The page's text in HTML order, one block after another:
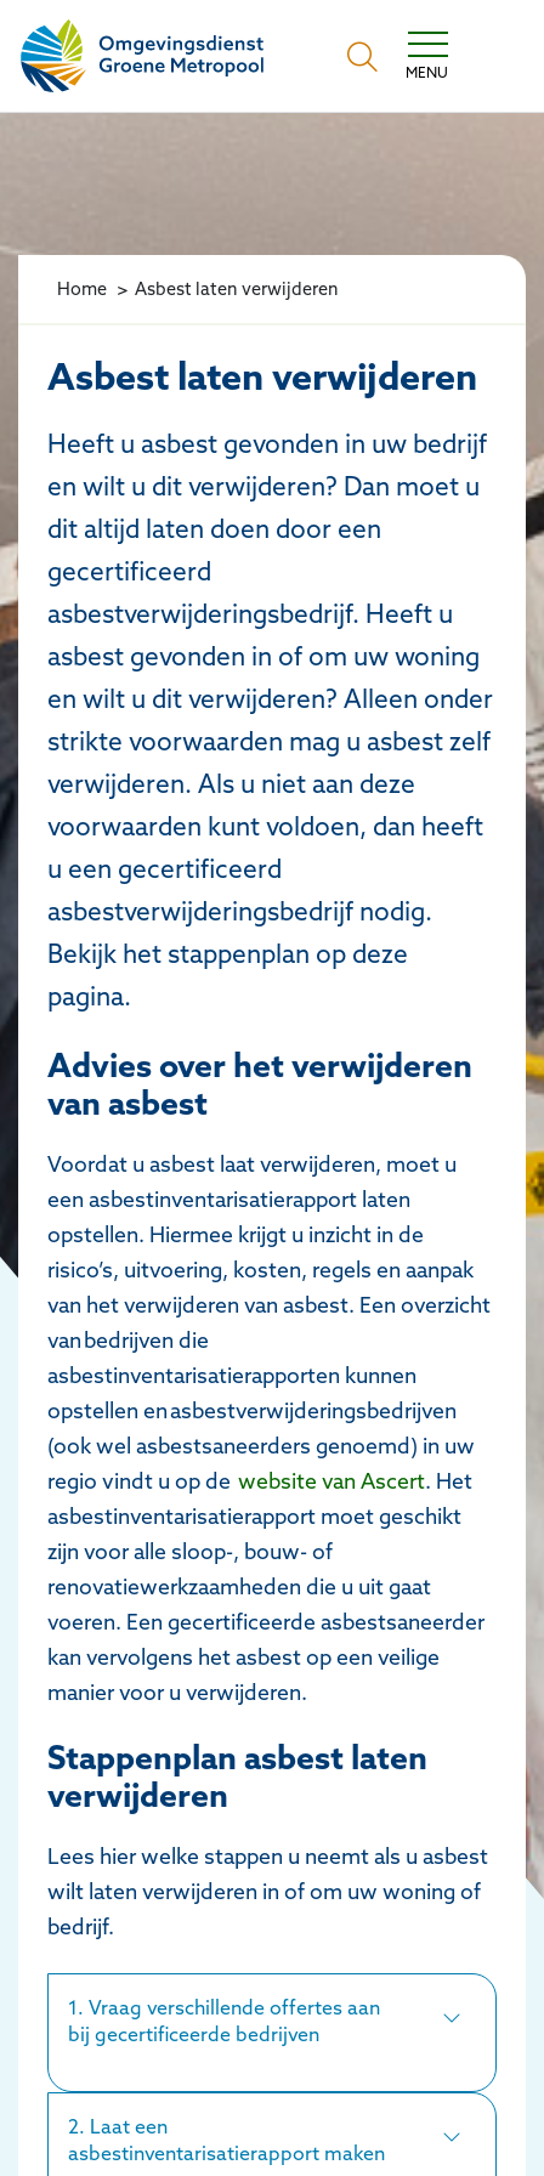
Omgevingsdienst Groene Metropool
MENU
Home Asbest laten verwijderen
Asbest laten verwijderen
Heeft u asbest gevonden in uw bedrijf
en wilt u dit verwijderen? Dan moet u
dit altijd laten doen door een
gecertificeerd
asbestverwijderingsbedrijf. Heeft u
asbest gevonden in of om uw woning
en wilt u dit verwijderen? Alleen onder
strikte voorwaarden mag u asbest zelf
verwijderen. Als u niet aan deze
voorwaarden kunt voldoen, dan heeft
u een gecertificeerd
asbestverwijderingsbedrijf nodig.
Bekijk het stappenplan op deze
pagina.
Advies over het verwijderen
van asbest
Voordat u asbest laat verwijderen, moet u
een asbestinventarisatierapport laten
opstellen. Hiermee krijgt u inzicht in de
risico’s, uitvoering, kosten, regels en aanpak
van het verwijderen van asbest. Een overzicht
van bedrijven die
asbestinventarisatierapporten kunnen
opstellen en asbestverwijderingsbedrijven
(ook wel asbestsaneerders genoemd) in uw
regio vindt u op de website van Ascert. Het
asbestinventarisatierapport moet geschikt
zijn voor alle sloop-, bouw- of
renovatiewerkzaamheden die u uit gaat
voeren. Een gecertificeerde asbestsaneerder
kan vervolgens het asbest op een veilige
manier voor u verwijderen.
Stappenplan asbest laten
verwijderen
Lees hier welke stappen u neemt als u asbest
wilt laten verwijderen in of om uw woning of
bedrijf.
1. Vraag verschillende offertes aan
bij gecertificeerde bedrijven
2. Laat een
asbestinventarisatierapport maken